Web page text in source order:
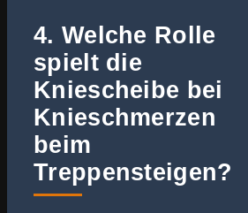
4. Welche Rolle
spielt die
Kniescheibe bei
Knieschmerzen
beim
Treppensteigen?